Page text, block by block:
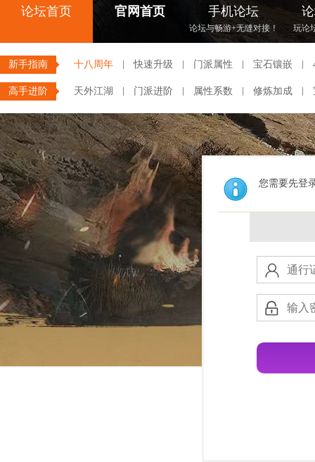
论坛首页 官网首页 手机论坛
论坛与畅游+无缝对接！ 玩论
新手指南 十八周年 快速升级 门派属性 宝石镶嵌
高手进阶 天外江湖 门派进阶 属性系数 修炼加成
您需要先登